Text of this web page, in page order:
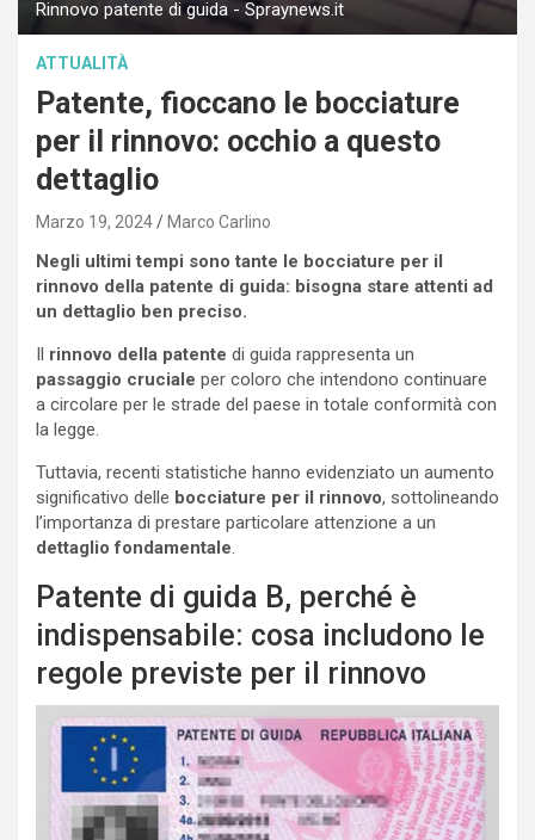
Rinnovo patente di guida - Spraynews.it
ATTUALITÀ
Patente, fioccano le bocciature
per il rinnovo: occhio a questo
dettaglio
Marzo 19, 2024 Marco Carlino
Negli ultimi tempi sono tante le bocciature per il
rinnovo della patente di guida: bisogna stare attenti ad
un dettaglio ben preciso.
rinnovo della patente di guida rappresenta un
passaggio cruciale per coloro che intendono continuare
a circolare per le strade del paese in totale conformità con
la legge.
Tuttavia, recenti statistiche hanno evidenziato un aumento
significativo delle bocciature per il rinnovo, sottolineando
l’importanza di prestare particolare attenzione a un
dettaglio fondamentale.
Patente di guida B, perché è
indispensabile: cosa includono le
regole previste per il rinnovo